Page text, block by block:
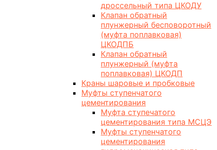
дроссельный типа ЦКОДУ
Клапан обратный
плунжерный бесповоротный
(муфта поплавковая)
ЦКОДПБ
Клапан обратный
плунжерный (муфта
поплавковая) ЦКОДП
Краны шаровые и пробковые
Муфты ступенчатого
цементирования
Муфта ступечатого
цементирования типа МСЦЭ
Муфты ступенчатого
цементирования